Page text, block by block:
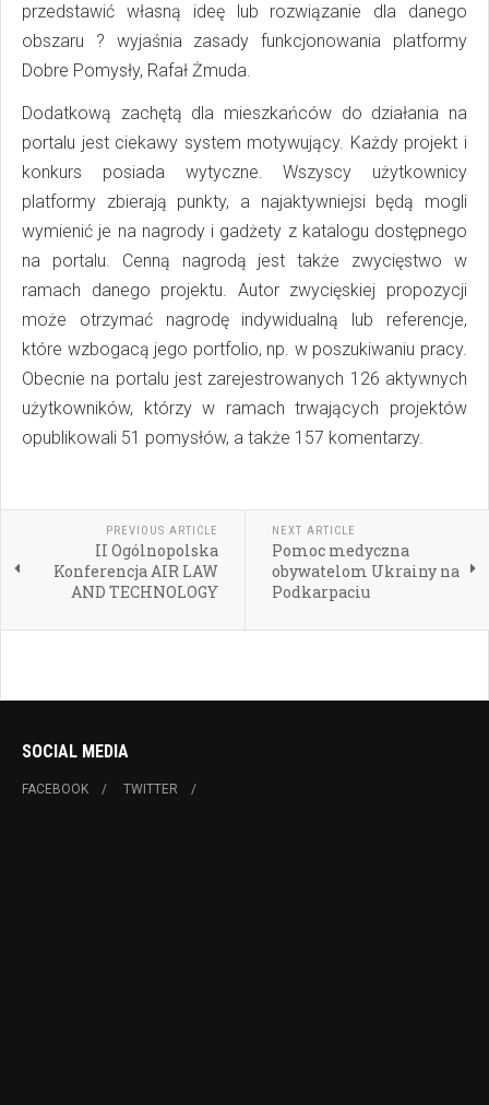
przedstawić własną ideę lub rozwiązanie dla danego
obszaru ? wyjaśnia zasady funkcjonowania platformy
Dobre Pomysły, Rafał Żmuda.
Dodatkową zachętą dla mieszkańców do działania na
portalu jest ciekawy system motywujący. Każdy projekt i
konkurs posiada wytyczne. Wszyscy użytkownicy
platformy zbierają punkty, a najaktywniejsi będą mogli
wymienić je na nagrody i gadżety z katalogu dostępnego
na portalu. Cenną nagrodą jest także zwycięstwo w
ramach danego projektu. Autor zwycięskiej propozycji
może otrzymać nagrodę indywidualną lub referencje,
które wzbogacą jego portfolio, np. w poszukiwaniu pracy.
Obecnie na portalu jest zarejestrowanych 126 aktywnych
użytkowników, którzy w ramach trwających projektów
opublikowali 51 pomysłów, a także 157 komentarzy.
PREVIOUS ARTICLE
II Ogólnopolska
Konferencja AIR LAW
AND TECHNOLOGY
NEXT ARTICLE
Pomoc medyczna
obywatelom Ukrainy na
Podkarpaciu
SOCIAL MEDIA
FACEBOOK TWITTER